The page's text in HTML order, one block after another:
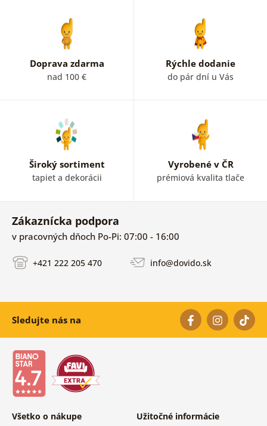
Doprava zdarma
nad 100 €
Rýchle dodanie
do pár dní u Vás
Široký sortiment
tapiet a dekorácii
Vyrobené v ČR
prémiová kvalita tlače
Zákaznícka podpora
v pracovných dňoch Po-Pi: 07:00 - 16:00
+421 222 205 470 info@dovido.sk
Sledujte nás na
Všetko o nákupe Užitočné informácie